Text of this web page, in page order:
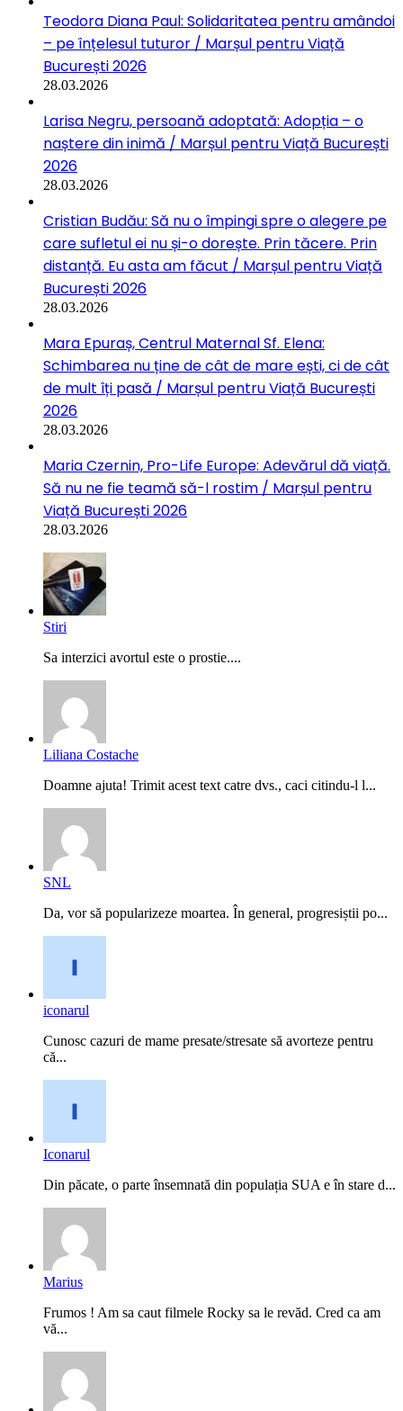
Teodora Diana Paul: Solidaritatea pentru amândoi
– pe înțelesul tuturor / Marșul pentru Viață
București 2026
28.03.2026
Larisa Negru, persoană adoptată: Adopția – o
naștere din inimă / Marșul pentru Viață București
2026
28.03.2026
Cristian Budău: Să nu o împingi spre o alegere pe
care sufletul ei nu și-o dorește. Prin tăcere. Prin
distanță. Eu asta am făcut / Marșul pentru Viață
București 2026
28.03.2026
Mara Epuraș, Centrul Maternal Sf. Elena:
Schimbarea nu ține de cât de mare ești, ci de cât
de mult îți pasă / Marșul pentru Viață București
2026
28.03.2026
Maria Czernin, Pro-Life Europe: Adevărul dă viață.
Să nu ne fie teamă să-l rostim / Marșul pentru
Viață București 2026
28.03.2026
Stiri
Sa interzici avortul este o prostie....
Liliana Costache
Doamne ajuta! Trimit acest text catre dvs., caci citindu-l l...
SNL
Da, vor să popularizeze moartea. În general, progresiștii po...
iconarul
Cunosc cazuri de mame presate/stresate să avorteze pentru
că...
Iconarul
Din păcate, o parte însemnată din populația SUA e în stare d...
Marius
Frumos ! Am sa caut filmele Rocky sa le revăd. Cred ca am
vă...